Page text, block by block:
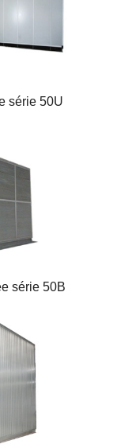
série 50U
série 50B